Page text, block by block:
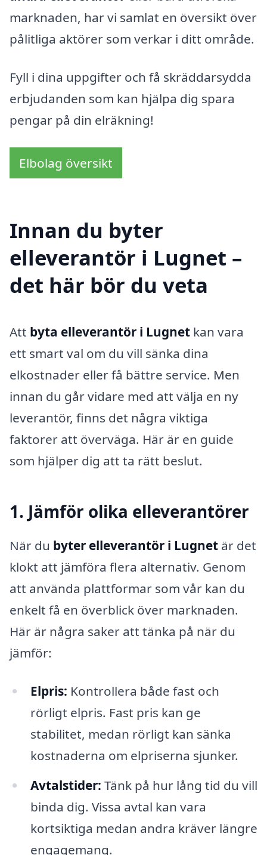
marknaden, har vi samlat en översikt över
pålitliga aktörer som verkar i ditt område.
Fyll i dina uppgifter och få skräddarsydda
erbjudanden som kan hjälpa dig spara
pengar på din elräkning!
Elbolag översikt
Innan du byter
elleverantör i Lugnet –
det här bör du veta
Att byta elleverantör i Lugnet kan vara
ett smart val om du vill sänka dina
elkostnader eller få bättre service. Men
innan du går vidare med att välja en ny
leverantör, finns det några viktiga
faktorer att överväga. Här är en guide
som hjälper dig att ta rätt beslut.
1. Jämför olika elleverantörer
När du byter elleverantör i Lugnet är det
klokt att jämföra flera alternativ. Genom
att använda plattformar som vår kan du
enkelt få en överblick över marknaden.
Här är några saker att tänka på när du
jämför:
Elpris: Kontrollera både fast och
rörligt elpris. Fast pris kan ge
stabilitet, medan rörligt kan sänka
kostnaderna om elpriserna sjunker.
Avtalstider: Tänk på hur lång tid du vill
binda dig. Vissa avtal kan vara
kortsiktiga medan andra kräver längre
engagemang.